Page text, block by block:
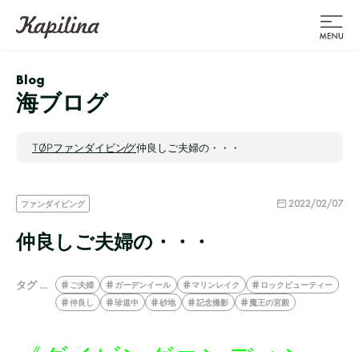
Blog
海ブログ
TOPファンダイビング仲良しご夫婦の・・・
ファンダイビング 2022/02/07
仲良しご夫婦の・・・
タグ … ご夫婦 ガーデンイール マリンレイク
ロックビューティー
仲良し
珍道中 砂地 記念撮影 魔王の宮殿